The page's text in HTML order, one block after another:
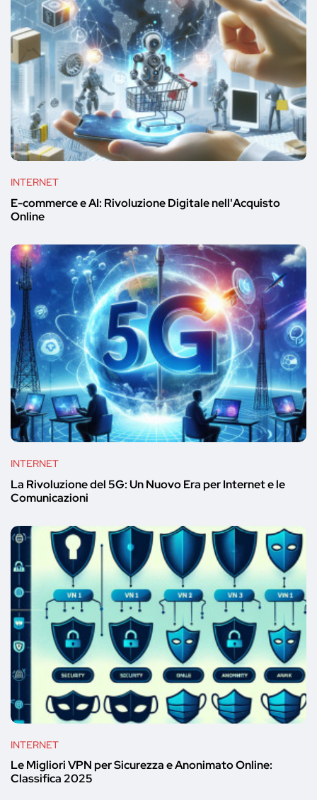
INTERNET
E-commerce e AI: Rivoluzione Digitale nell'Acquisto
Online
INTERNET
La Rivoluzione del 5G: Un Nuovo Era per Internet e le
Comunicazioni
INTERNET
Le Migliori VPN per Sicurezza e Anonimato Online:
Classifica 2025